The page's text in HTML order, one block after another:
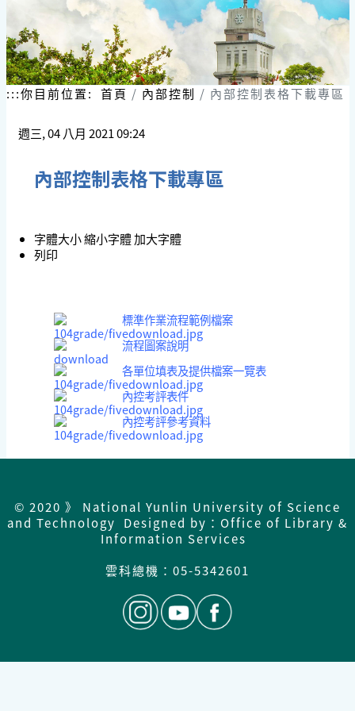
:::你目前位置: 首頁 內部控制 內部控制表格下載專區
週三, 04 八月 2021 09:24
內部控制表格下載專區
字體大小縮小字體加大字體
列印
標準作業流程範例檔案
流程圖案說明
各單位填表及提供檔案一覽表
內控考評表件
內控考評參考資料
© 2020 》 National Yunlin University of Science
and Technology Designed by：Office of Library &
Information Services
雲科總機： 05-5342601